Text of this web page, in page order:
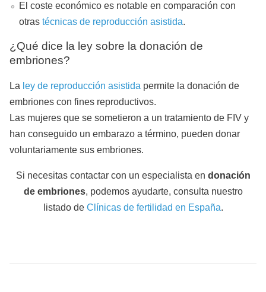
El coste económico es notable en comparación con
otras técnicas de reproducción asistida.
¿Qué dice la ley sobre la donación de
embriones?
La ley de reproducción asistida permite la donación de
embriones con fines reproductivos.
Las mujeres que se sometieron a un tratamiento de FIV y
han conseguido un embarazo a término, pueden donar
voluntariamente sus embriones.
Si necesitas contactar con un especialista en donación
de embriones, podemos ayudarte, consulta nuestro
listado de Clínicas de fertilidad en España.